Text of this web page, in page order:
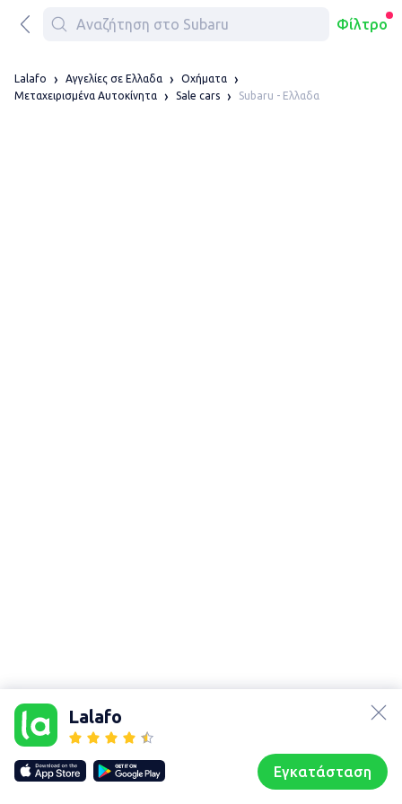
Φίλτρο
Lalafo
Εγκατάσταση
Lalafo Αγγελίες σε Ελλαδα
Οχήματα
Μεταχειρισμένα Αυτοκίνητα
Sale cars Subaru - Ελλαδα
Our websites
lalafo.kg
lalafo.rs
lalafo.pl
Sitemap
Συζητήσεις Προφίλ